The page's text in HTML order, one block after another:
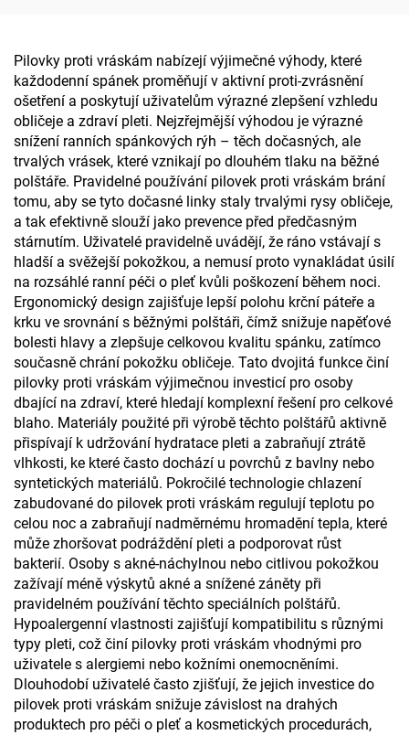
Pilovky proti vráskám nabízejí výjimečné výhody, které
každodenní spánek proměňují v aktivní proti-zvrásnění
ošetření a poskytují uživatelům výrazné zlepšení vzhledu
obličeje a zdraví pleti. Nejzřejmější výhodou je výrazné
snížení ranních spánkových rýh – těch dočasných, ale
trvalých vrásek, které vznikají po dlouhém tlaku na běžné
polštáře. Pravidelné používání pilovek proti vráskám brání
tomu, aby se tyto dočasné linky staly trvalými rysy obličeje,
a tak efektivně slouží jako prevence před předčasným
stárnutím. Uživatelé pravidelně uvádějí, že ráno vstávají s
hladší a svěžejší pokožkou, a nemusí proto vynakládat úsilí
na rozsáhlé ranní péči o pleť kvůli poškození během noci.
Ergonomický design zajišťuje lepší polohu krční páteře a
krku ve srovnání s běžnými polštáři, čímž snižuje napěťové
bolesti hlavy a zlepšuje celkovou kvalitu spánku, zatímco
současně chrání pokožku obličeje. Tato dvojitá funkce činí
pilovky proti vráskám výjimečnou investicí pro osoby
dbající na zdraví, které hledají komplexní řešení pro celkové
blaho. Materiály použité při výrobě těchto polštářů aktivně
přispívají k udržování hydratace pleti a zabraňují ztrátě
vlhkosti, ke které často dochází u povrchů z bavlny nebo
syntetických materiálů. Pokročilé technologie chlazení
zabudované do pilovek proti vráskám regulují teplotu po
celou noc a zabraňují nadměrnému hromadění tepla, které
může zhoršovat podráždění pleti a podporovat růst
bakterií. Osoby s akné-náchylnou nebo citlivou pokožkou
zažívají méně výskytů akné a snížené záněty při
pravidelném používání těchto speciálních polštářů.
Hypoalergenní vlastnosti zajišťují kompatibilitu s různými
typy pleti, což činí pilovky proti vráskám vhodnými pro
uživatele s alergiemi nebo kožními onemocněními.
Dlouhodobí uživatelé často zjišťují, že jejich investice do
pilovek proti vráskám snižuje závislost na drahých
produktech pro péči o pleť a kosmetických procedurách,